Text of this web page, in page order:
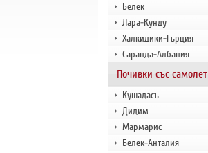
Белек
Лара-Кунду
Халкидики-Гърция
Саранда-Албания
Почивки със самолет
Кушадасъ
Дидим
Мармарис
Белек-Анталия